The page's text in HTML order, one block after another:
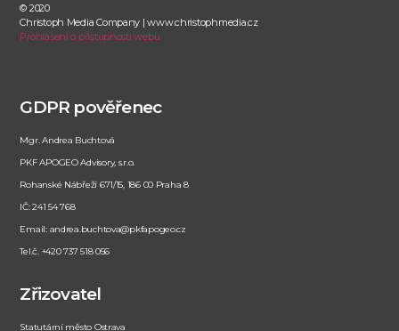
© 2020
Christoph Media Company | www.christophmedia.cz
Prohlášení o přístupnosti webu
GDPR pověřenec
Mgr. Andrea Buchtová
PKF APOGEO Advisory, s.r.o.
Rohanské Nábřeží 671/15, 186 00 Praha 8
IČ: 241 54 768
Email: andrea.buchtova@pkfapogeo.cz
Tel.č. +420 737 518 056
Zřizovatel
Statutární město Ostrava